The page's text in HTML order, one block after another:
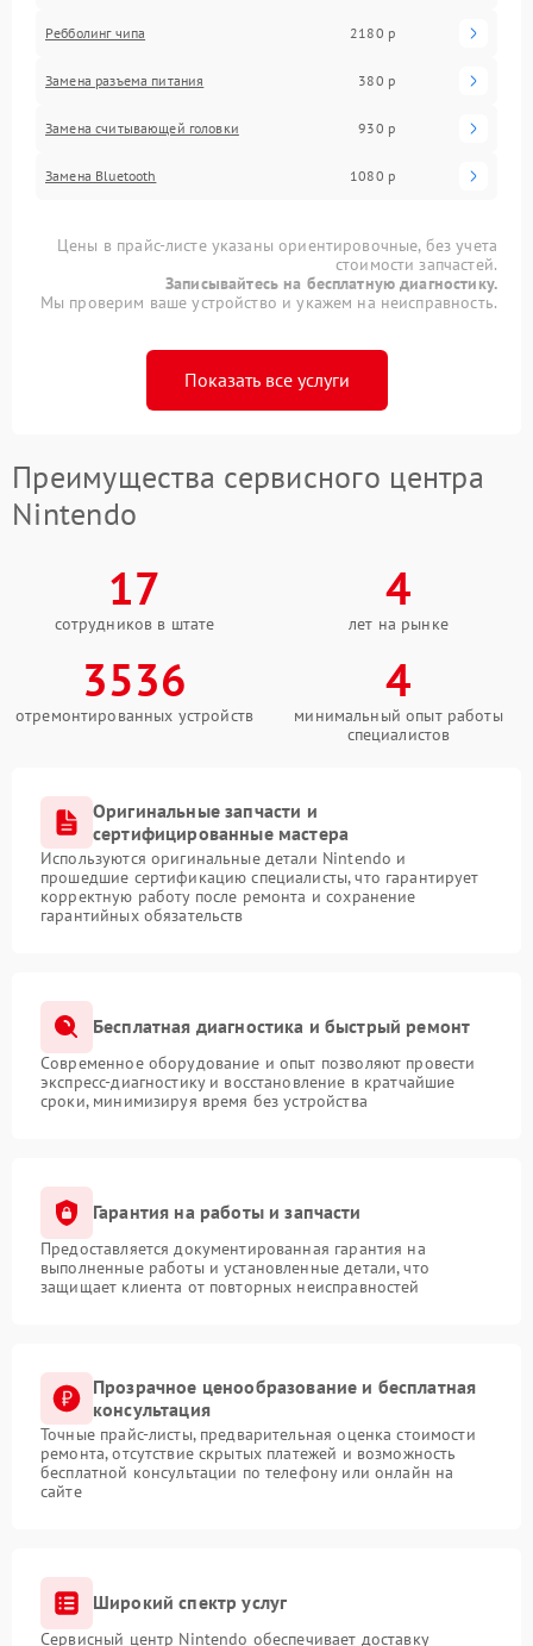
Ребболинг чипа 2180 р
Замена разъема питания 380 р
Замена считывающей головки 930 р
Замена Bluetooth 1080 р
Цены в прайс-листе указаны ориентировочные, без учета
стоимости запчастей.
Записывайтесь на бесплатную диагностику.
Мы проверим ваше устройство и укажем на неисправность.
Показать все услуги
Преимущества сервисного центра
Nintendo
17
сотрудников в штате
4
лет на рынке
3536
отремонтированных устройств
4
минимальный опыт работы
специалистов
Оригинальные запчасти и
сертифицированные мастера
Используются оригинальные детали Nintendo и
прошедшие сертификацию специалисты, что гарантирует
корректную работу после ремонта и сохранение
гарантийных обязательств
Бесплатная диагностика и быстрый ремонт
Современное оборудование и опыт позволяют провести
экспресс-диагностику и восстановление в кратчайшие
сроки, минимизируя время без устройства
Гарантия на работы и запчасти
Предоставляется документированная гарантия на
выполненные работы и установленные детали, что
защищает клиента от повторных неисправностей
Прозрачное ценообразование и бесплатная
консультация
Точные прайс-листы, предварительная оценка стоимости
ремонта, отсутствие скрытых платежей и возможность
бесплатной консультации по телефону или онлайн на
сайте
Широкий спектр услуг
Сервисный центр Nintendo обеспечивает доставку